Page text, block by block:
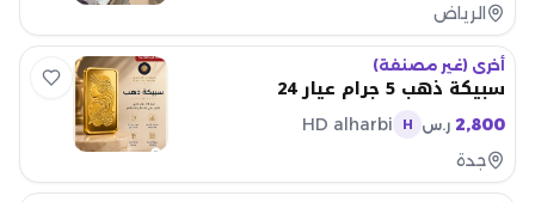
الرياض
أخرى (غير مصنفة)
سبيكة ذهب 5 جرام عيار 24
2,800 ر.س H
HD alharbi
جدة